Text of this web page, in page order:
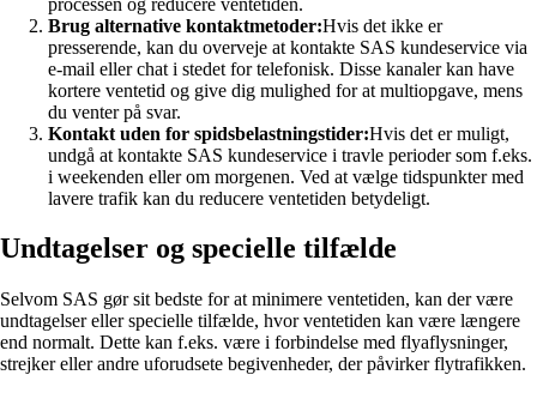
Brug alternative kontaktmetoder:Hvis det ikke er
presserende, kan du overveje at kontakte SAS kundeservice via
e-mail eller chat i stedet for telefonisk. Disse kanaler kan have
kortere ventetid og give dig mulighed for at multiopgave, mens
du venter på svar.
Kontakt uden for spidsbelastningstider:Hvis det er muligt,
undgå at kontakte SAS kundeservice i travle perioder som f.eks.
i weekenden eller om morgenen. Ved at vælge tidspunkter med
lavere trafik kan du reducere ventetiden betydeligt.
Undtagelser og specielle tilfælde
Selvom SAS gør sit bedste for at minimere ventetiden, kan der være
undtagelser eller specielle tilfælde, hvor ventetiden kan være længere
end normalt. Dette kan f.eks. være i forbindelse med flyaflysninger,
strejker eller andre uforudsete begivenheder, der påvirker flytrafikken.